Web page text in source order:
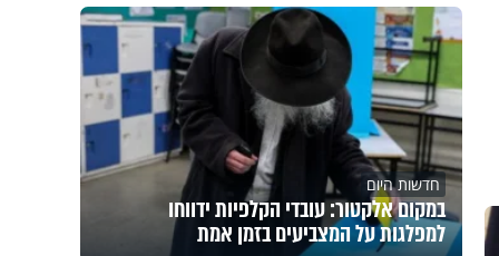
חדשות היום
במקום אלקטור: עובדי הקלפיות ידווחו
למפלגות על המצביעים בזמן אמת